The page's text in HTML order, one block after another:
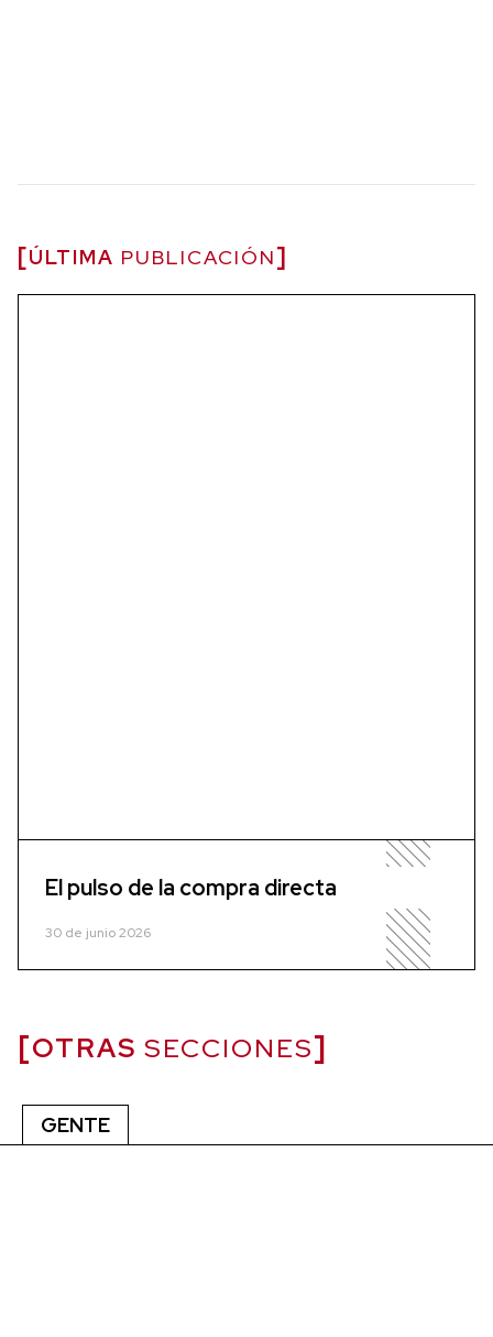
ÚLTIMA PUBLICACIÓN
El pulso de la compra directa
30 de junio 2026
OTRAS SECCIONES
GENTE